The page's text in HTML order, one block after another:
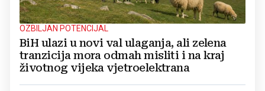
OZBILJAN POTENCIJAL
BiH ulazi u novi val ulaganja, ali zelena
tranzicija mora odmah misliti i na kraj
životnog vijeka vjetroelektrana